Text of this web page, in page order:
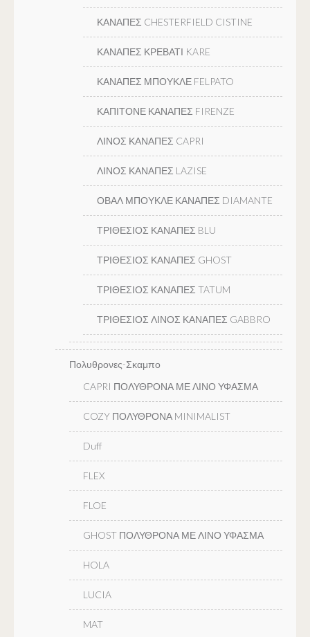
ΚΑΝΑΠΕΣ CHESTERFIELD CISTINE
ΚΑΝΑΠΕΣ ΚΡΕΒΑΤΙ KARE
ΚΑΝΑΠΕΣ ΜΠΟΥΚΛΕ FELPATO
ΚΑΠΙΤΟΝΕ ΚΑΝΑΠΕΣ FIRENZE
ΛΙΝΟΣ ΚΑΝΑΠΕΣ CAPRI
ΛΙΝΟΣ ΚΑΝΑΠΕΣ LAZISE
ΟΒΑΛ ΜΠΟΥΚΛΕ ΚΑΝΑΠΕΣ DIAMANTE
ΤΡΙΘΕΣΙΟΣ ΚΑΝΑΠΕΣ BLU
ΤΡΙΘΕΣΙΟΣ ΚΑΝΑΠΕΣ GHOST
ΤΡΙΘΕΣΙΟΣ ΚΑΝΑΠΕΣ TATUM
ΤΡΙΘΕΣΙΟΣ ΛΙΝΟΣ ΚΑΝΑΠΕΣ GABBRO
Πολυθρονες-Σκαμπο
CAPRI ΠΟΛΥΘΡΟΝΑ ΜΕ ΛΙΝΟ ΥΦΑΣΜΑ
COZY ΠΟΛΥΘΡΟΝΑ MINIMALIST
Duff
FLEX
FLOE
GHOST ΠΟΛΥΘΡΟΝΑ ΜΕ ΛΙΝΟ ΥΦΑΣΜΑ
HOLA
LUCIA
MAT